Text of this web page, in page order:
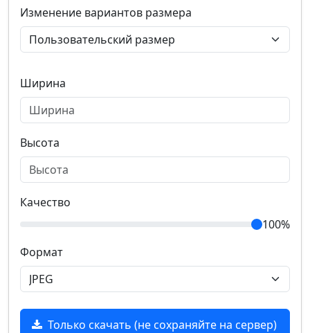
Изменение вариантов размера
Ширина
Высота
Качество
100%
Формат
Только скачать (не сохраняйте на сервер)